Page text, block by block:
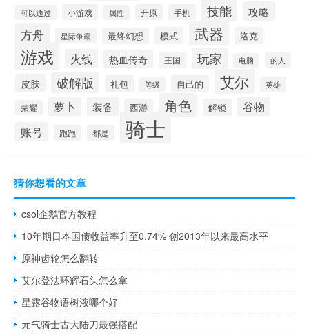
可以通过 小游戏 属性 开原 手机 技能 攻略
方舟 星际争霸 最终幻想 模式 武器 洛克
游戏 火线 热血传奇 王国 玩家 电脑 的人
皮肤 破解版 礼包 等级 自己的 艾尔 英雄
荣耀 萝卜 装备 西游 角色 解锁 谷物
账号 跑跑 都是 骑士
猜你想看的文章
csol企鹅官方教程
10年期日本国债收益率升至0.74% 创2013年以来最高水平
原神齿轮怎么翻转
艾尔登法环辉石头怎么拿
星露谷物语树液哪个好
元气骑士古大陆刀最强搭配